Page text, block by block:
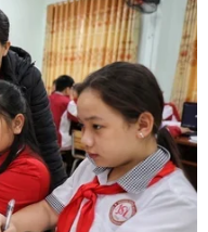
Vietnam+)
lý Khu kinh tế
đảm bảo tiến
lượng công
trạng xây dựng